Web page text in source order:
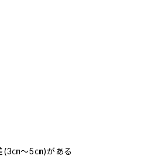
(3㎝〜5㎝)がある